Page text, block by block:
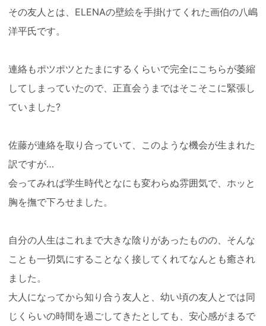
その友人とは、ELENAの壁絵を手掛けてくれた画伯の八嶋
洋平氏です。
連絡もポツポツとたまにするくらいで完全にこちらが萎縮
してしまっていたので、正直会うまではそこそこに緊張し
ていました?
佐藤が連絡を取り合っていて、このような機会が生まれた
訳ですが…
会ってみれば学生時代となにも変わらぬ雰囲気で、ホッと
胸を撫で下ろせました。
自分の人生はこれまで大きな陰りがあったものの、そんな
ことも一切気にすることなく接してくれてなんとも癒され
ました。
大人になってから知り合う友人と、幼い頃の友人とでは同
じくらいの時間を過ごしてきたとしても、安心感がまるで